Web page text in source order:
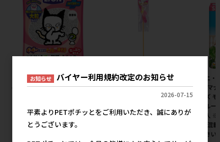
［ライオン］LION ニオイをと
る紙の猫砂 10L
［ペッツルート］カシャカシャ
ぶんぶん トンボ
380円
［ユニ
入)］マ
サイズ
トブル
ト購入
数量(混
意下さ
お知らせ バイヤー利用規約改定のお知らせ
2026-07-15
平素よりPETポチッとをご利用いただき、誠にありが
とうございます。